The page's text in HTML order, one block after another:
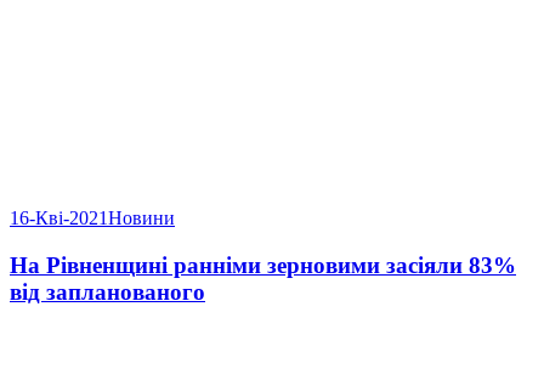
16-Кві-2021Новини
На Рівненщині ранніми зерновими засіяли 83%
від запланованого